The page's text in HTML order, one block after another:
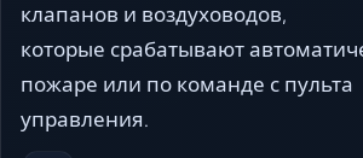
клапанов и воздуховодов,
которые срабатывают
пожаре или по команде с пульта
управления.